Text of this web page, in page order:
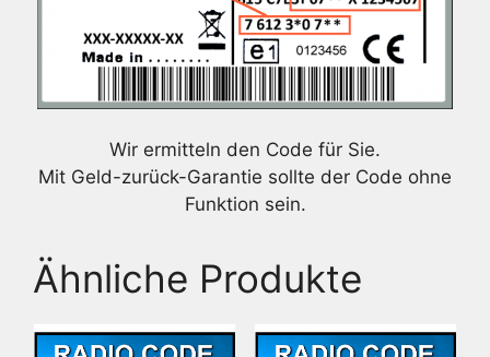
Wir ermitteln den Code für Sie.
Mit Geld-zurück-Garantie sollte der Code ohne
Funktion sein.
Ähnliche Produkte